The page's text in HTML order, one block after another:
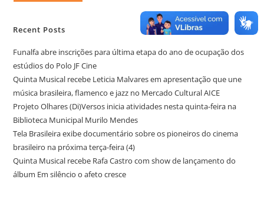
Recent Posts
Funalfa abre inscrições para última etapa do ano de ocupação dos
estúdios do Polo JF Cine
Quinta Musical recebe Leticia Malvares em apresentação que une
música brasileira, flamenco e jazz no Mercado Cultural AICE
Projeto Olhares (Di)Versos inicia atividades nesta quinta-feira na
Biblioteca Municipal Murilo Mendes
Tela Brasileira exibe documentário sobre os pioneiros do cinema
brasileiro na próxima terça-feira (4)
Quinta Musical recebe Rafa Castro com show de lançamento do
álbum Em silêncio o afeto cresce